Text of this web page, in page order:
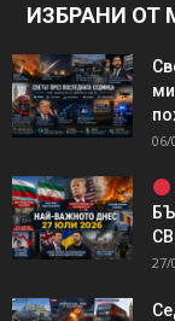
ИЗБРАНИ ОТ
06/
27/